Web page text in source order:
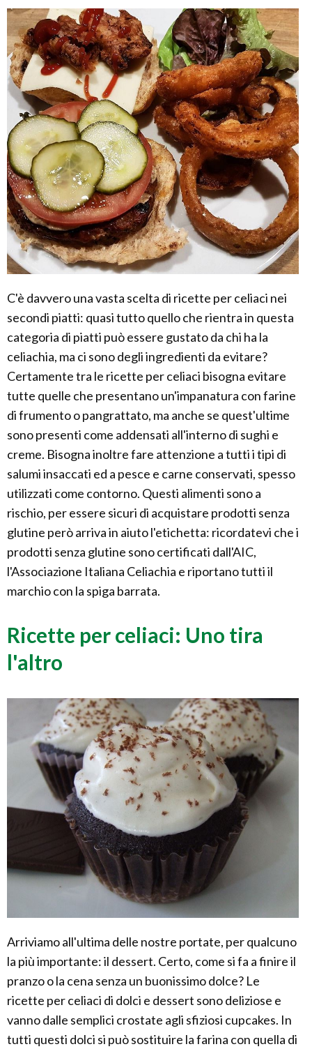
C'è davvero una vasta scelta di ricette per celiaci nei
secondi piatti: quasi tutto quello che rientra in questa
categoria di piatti può essere gustato da chi ha la
celiachia, ma ci sono degli ingredienti da evitare?
Certamente tra le ricette per celiaci bisogna evitare
tutte quelle che presentano un'impanatura con farine
di frumento o pangrattato, ma anche se quest'ultime
sono presenti come addensati all'interno di sughi e
creme. Bisogna inoltre fare attenzione a tutti i tipi di
salumi insaccati ed a pesce e carne conservati, spesso
utilizzati come contorno. Questi alimenti sono a
rischio, per essere sicuri di acquistare prodotti senza
glutine però arriva in aiuto l'etichetta: ricordatevi che i
prodotti senza glutine sono certificati dall'AIC,
l'Associazione Italiana Celiachia e riportano tutti il
marchio con la spiga barrata.
Ricette per celiaci: Uno tira
l'altro
Arriviamo all'ultima delle nostre portate, per qualcuno
la più importante: il dessert. Certo, come si fa a finire il
pranzo o la cena senza un buonissimo dolce? Le
ricette per celiaci di dolci e dessert sono deliziose e
vanno dalle semplici crostate agli sfiziosi cupcakes. In
tutti questi dolci si può sostituire la farina con quella di